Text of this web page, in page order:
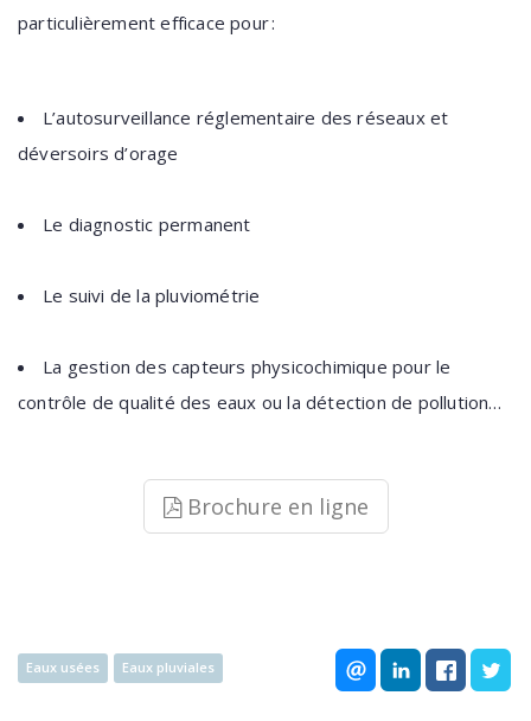
particulièrement efficace pour :
L’autosurveillance réglementaire des réseaux et
déversoirs d’orage
Le diagnostic permanent
Le suivi de la pluviométrie
La gestion des capteurs physicochimique pour le
contrôle de qualité des eaux ou la détection de pollution…
Brochure en ligne
Eaux usées Eaux pluviales